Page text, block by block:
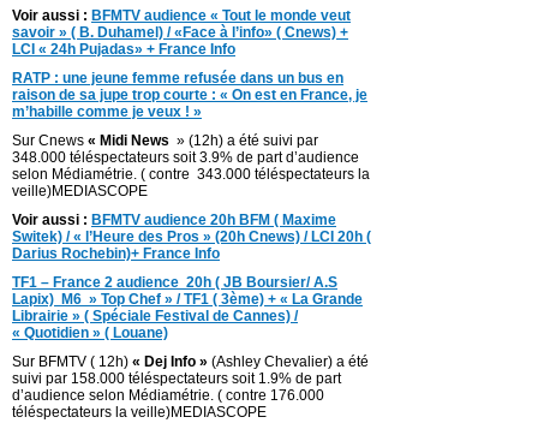
Voir aussi : BFMTV audience « Tout le monde veut
savoir » ( B. Duhamel) / «Face à l’info» ( Cnews) +
LCI « 24h Pujadas» + France Info
RATP : une jeune femme refusée dans un bus en
raison de sa jupe trop courte : « On est en France, je
m’habille comme je veux ! »
Sur Cnews « Midi News » (12h) a été suivi par
348.000 téléspectateurs soit 3.9% de part d’audience
selon Médiamétrie. ( contre 343.000 téléspectateurs la
veille)MEDIASCOPE
Voir aussi : BFMTV audience 20h BFM ( Maxime
Switek) / « l’Heure des Pros » (20h Cnews) / LCI 20h (
Darius Rochebin)+ France Info
TF1 – France 2 audience 20h ( JB Boursier/ A.S
Lapix) M6 » Top Chef » / TF1 ( 3ème) + « La Grande
Librairie » ( Spéciale Festival de Cannes) /
« Quotidien » ( Louane)
Sur BFMTV ( 12h) « Dej Info » (Ashley Chevalier) a été
suivi par 158.000 téléspectateurs soit 1.9% de part
d’audience selon Médiamétrie. ( contre 176.000
téléspectateurs la veille)MEDIASCOPE